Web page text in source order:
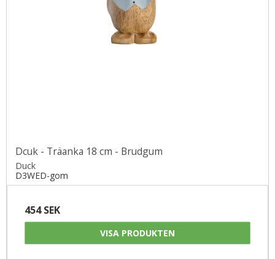
Dcuk - Träanka 18 cm - Brudgum
Duck
D3WED-gom
454 SEK
VISA PRODUKTEN